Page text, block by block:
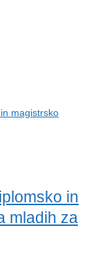
in
mladih za